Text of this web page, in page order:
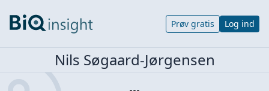
Prøv gratis Log ind
Nils Søgaard-Jørgensen